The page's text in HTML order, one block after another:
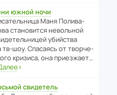
южной ночи
Маня Поли­ва­
стано­вится невольной
убийства
тв-шоу. Спасаясь от твор­че­
кризиса, она приезжает…
›
свидетель